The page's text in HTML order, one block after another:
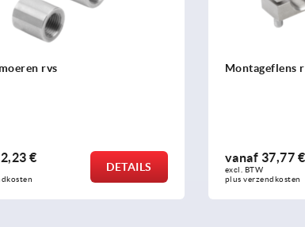
vanaf
excl. BTW
plus verzendkosten
DETAILS